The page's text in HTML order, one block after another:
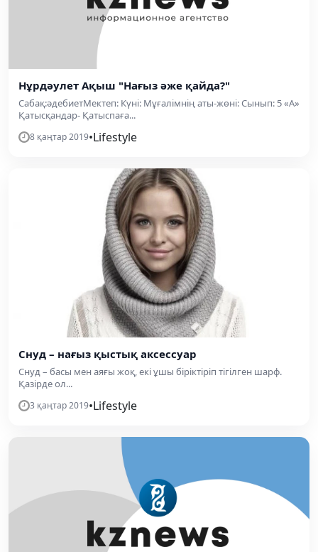
Нұрдәулет Ақыш "Нағыз әже қайда?"
Сабақ:әдебиетМектеп: Күні: Мұғалімнің аты-жөні: Сынып: 5 «А»
Қатысқандар- Қатыспаға...
8 қаңтар 2019•Lifestyle
Снуд – нағыз қыстық аксессуар
Снуд – басы мен аяғы жоқ, екі ұшы біріктіріп тігілген шарф.
Қазірде ол...
3 қаңтар 2019•Lifestyle